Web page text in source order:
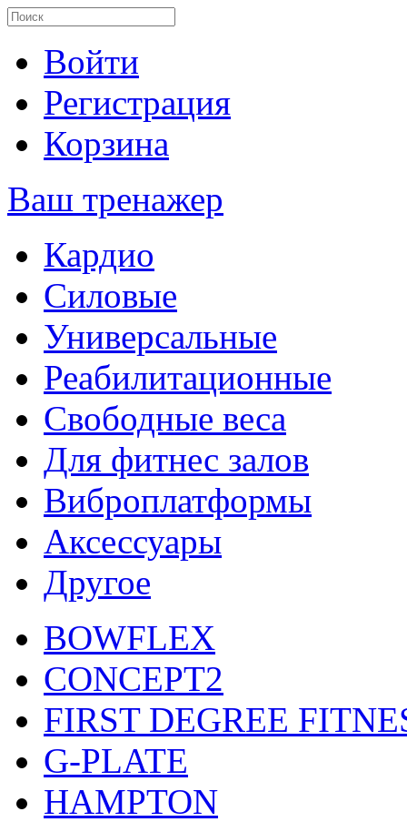
Войти
Регистрация
Корзина
Ваш тренажер
Кардио
Силовые
Универсальные
Реабилитационные
Свободные веса
Для фитнес залов
Виброплатформы
Аксессуары
Другое
BOWFLEX
CONCEPT2
FIRST DEGREE
G-PLATE
HAMPTON